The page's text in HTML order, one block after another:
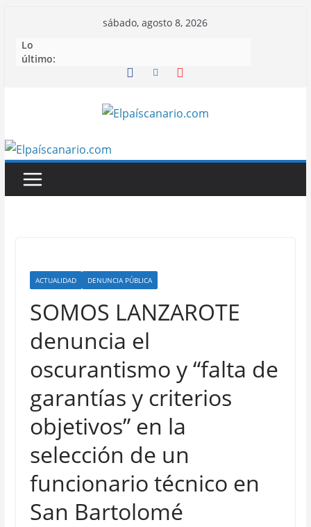
contenido
sábado, agosto 8, 2026
Lo
último:
ACTUALIDAD DENUNCIA PÚBLICA
SOMOS LANZAROTE
denuncia el
oscurantismo y “falta de
garantías y criterios
objetivos” en la
selección de un
funcionario técnico en
San Bartolomé